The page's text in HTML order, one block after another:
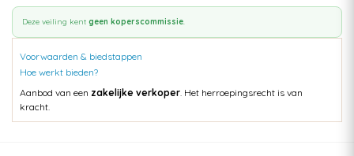
Deze veiling kent geen koperscommissie.
Voorwaarden & biedstappen
Hoe werkt bieden?
Aanbod van een zakelijke verkoper . Het herroepingsrecht is van
kracht.